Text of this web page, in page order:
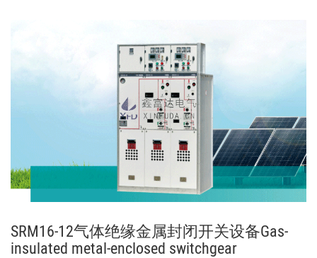
SRM16-12气体绝缘金属封闭开关设备Gas-
insulated metal-enclosed switchgear